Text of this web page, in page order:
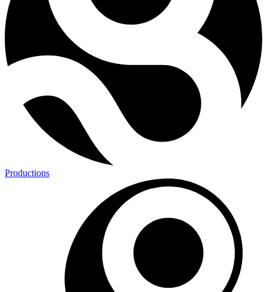
Productions